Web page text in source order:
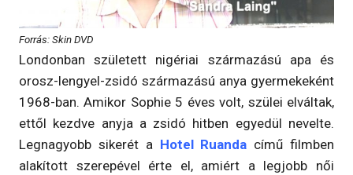
Forrás: Skin DVD
Londonban született nigériai származású apa és
orosz-lengyel-zsidó származású anya gyermekeként
1968-ban. Amikor Sophie 5 éves volt, szülei elváltak,
ettől kezdve anyja a zsidó hitben egyedül nevelte.
Legnagyobb sikerét a Hotel Ruanda című filmben
alakított szerepével érte el, amiért a legjobb női